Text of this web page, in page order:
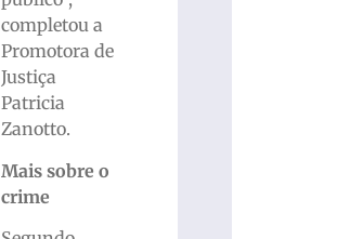
completou a
Promotora de
Justiça
Patricia
Zanotto.
Mais sobre o
crime